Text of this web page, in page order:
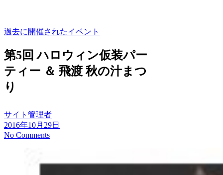
過去に開催されたイベント
第5回 ハロウィン仮装パー
ティー ＆ 飛渡 秋の汁まつ
り
サイト管理者
2016年10月29日
No Comments